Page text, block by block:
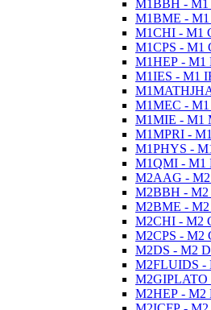
M1BBH - M1
M1BME - M1
M1CHI - M1
M1CPS - M1
M1HEP - M1
M1IES - M1
M1MEC - M1
M1MIE - M1
M1MPRI -
M1PHYS -
M1QMI - M1
M2AAG - M2
M2BBH - M2
M2BME - M2
M2CHI - M2
M2CPS - M2
M2DS - M2
M2FLUIDS -
M2GIPLATO
M2HEP - M2